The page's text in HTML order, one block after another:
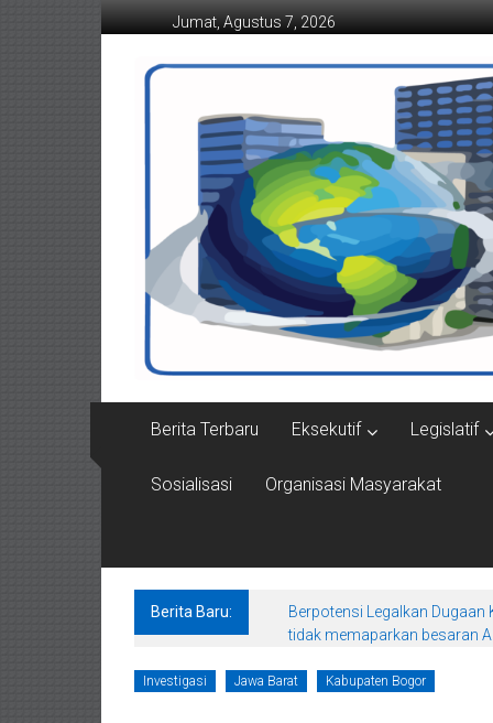
ke
Jumat, Agustus 7, 2026
Berita Terbaru Eksekutif Legislatif
Sosialisasi Organisasi Masyarakat
Berita Baru:
Berpotensi Legalkan
tidak memaparkan besaran
Investigasi Jawa Barat Kabupaten Bogor